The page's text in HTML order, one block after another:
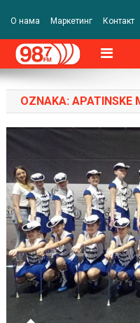
О нама Маркетинг Контакт
OZNAKA: APATINSKE